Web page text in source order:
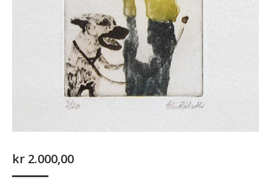
kr 2.000,00